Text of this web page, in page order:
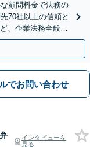
顧問料金で法務の
70社以上の信頼と
、企業法務全般に
でお問い合わせ
弁
インタビューを
見る